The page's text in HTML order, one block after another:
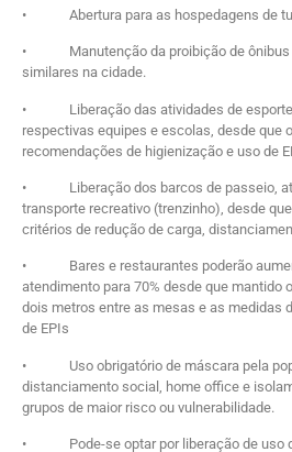
• Abertura para as hospedagens de
• Manutenção da proibição de ônibus
similares na cidade.
• Liberação das atividades de
respectivas equipes e escolas, desde que
recomendações de higienização e uso de
• Liberação dos barcos de passeio,
transporte recreativo (trenzinho), desde
critérios de redução de carga,
• Bares e restaurantes poderão
atendimento para 70% desde que mantido
dois metros entre as mesas e as medidas
de EPIs
• Uso obrigatório de máscara pela
distanciamento social, home office e
grupos de maior risco ou vulnerabilidade.
• Pode-se optar por liberação de uso